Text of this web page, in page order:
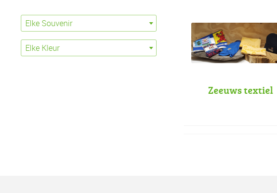
Zeeuws textiel
Elke Souvenir
Elke Kleur